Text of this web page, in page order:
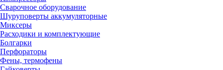
Сварочное оборудование
Шуруповерты аккумуляторные
Миксеры
Расходики и комплектующие
Болгарки
Перфораторы
Фены, термофены